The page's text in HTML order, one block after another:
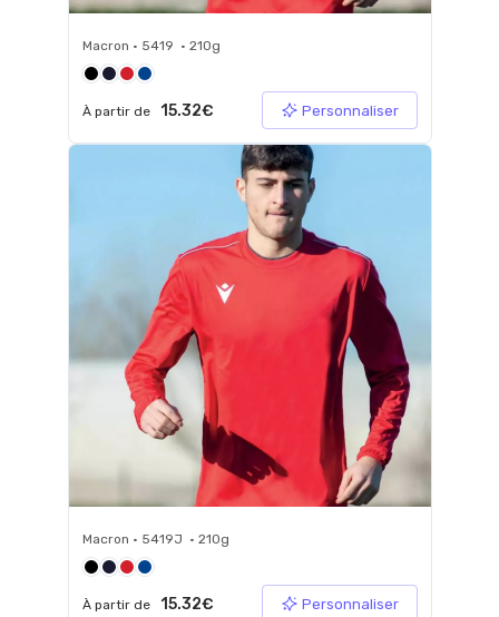
Macron • 5419 • 210g
À partir de 15.32€ Personnaliser
Macron • 5419J • 210g
À partir de 15.32€ Personnaliser